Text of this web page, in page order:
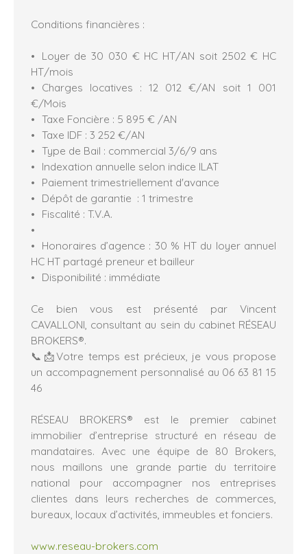
Conditions financières :
Loyer de 30 030 € HC HT/AN soit 2502 € HC
HT/mois
Charges locatives : 12 012 €/AN soit 1 001
€/Mois
Taxe Foncière : 5 895 € /AN
Taxe IDF : 3 252 €/AN
Type de Bail : commercial 3/6/9 ans
Indexation annuelle selon indice ILAT
Paiement trimestriellement d'avance
Dépôt de garantie : 1 trimestre
Fiscalité : T.V.A.
Honoraires d’agence : 30 % HT du loyer annuel
HC HT partagé preneur et bailleur
Disponibilité : immédiate
Ce bien vous est présenté par Vincent
CAVALLONI, consultant au sein du cabinet RÉSEAU
BROKERS®️.
📞📩Votre temps est précieux, je vous propose
un accompagnement personnalisé au 06 63 81 15
46
RÉSEAU BROKERS® est le premier cabinet
immobilier d’entreprise structuré en réseau de
mandataires. Avec une équipe de 80 Brokers,
nous maillons une grande partie du territoire
national pour accompagner nos entreprises
clientes dans leurs recherches de commerces,
bureaux, locaux d’activités, immeubles et fonciers.
www.reseau-brokers.com